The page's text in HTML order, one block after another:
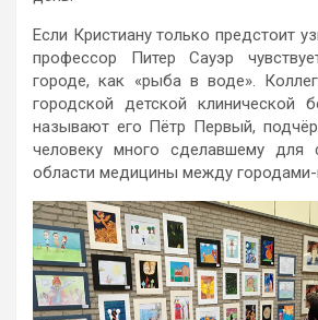
Если Кристиану только предстоит
профессор Питер Сауэр
городе, как «рыба в воде».
городской детской клинической
называют его Пётр Первый,
человеку много сделавшему для
области медицины между